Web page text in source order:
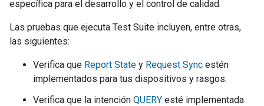
específica para el desarrollo y el control de calidad.
Las pruebas que ejecuta Test Suite incluyen, entre otras,
las siguientes:
Verifica que Report State y Request Sync estén
implementados para tus dispositivos y rasgos.
Verifica que la intención QUERY esté implementada